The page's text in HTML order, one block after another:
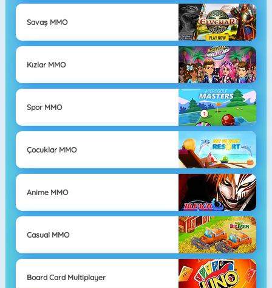
Savaş MMO
Kızlar MMO
Spor MMO
Çocuklar MMO
Anime MMO
Casual MMO
Board Card Multiplayer